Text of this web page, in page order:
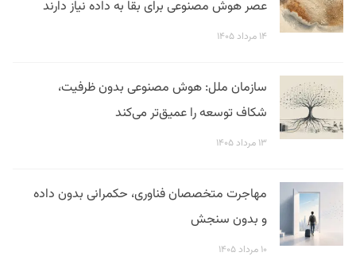
عصر هوش مصنوعی برای بقا به داده نیاز دارند
۱۴ مرداد ۱۴۰۵
سازمان ملل: هوش مصنوعی بدون ظرفیت،
شکاف توسعه را عمیق‌تر می‌کند
۱۳ مرداد ۱۴۰۵
مهاجرت متخصصان فناوری، حکمرانی بدون داده
و بدون سنجش
۱۰ مرداد ۱۴۰۵